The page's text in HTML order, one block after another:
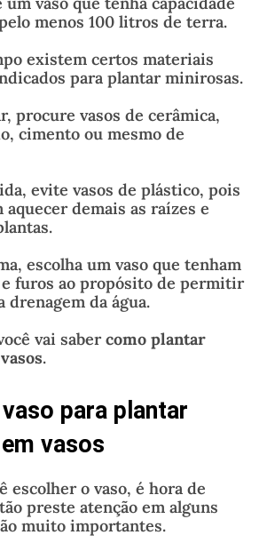
menos 100 litros de terra.
existem certos materiais
para plantar minirosas.
procure vasos de cerâmica,
cimento ou mesmo de
evite vasos de plástico, pois
aquecer demais as raízes e
escolha um vaso que tenham
e furos ao propósito de permitir
drenagem da água.
vai saber como plantar
.
para plantar
vasos
escolher o vaso, é hora de
preste atenção em alguns
muito importantes.